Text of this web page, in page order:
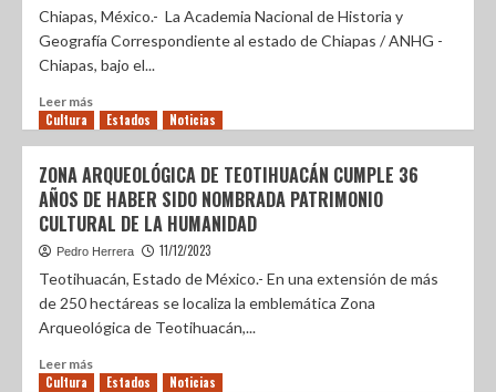
Chiapas, México.- La Academia Nacional de Historia y
Geografía Correspondiente al estado de Chiapas / ANHG -
Chiapas, bajo el...
Leer más
Cultura Estados Noticias
ZONA ARQUEOLÓGICA DE TEOTIHUACÁN CUMPLE 36
AÑOS DE HABER SIDO NOMBRADA PATRIMONIO
CULTURAL DE LA HUMANIDAD
Pedro Herrera 11/12/2023
Teotihuacán, Estado de México.- En una extensión de más
de 250 hectáreas se localiza la emblemática Zona
Arqueológica de Teotihuacán,...
Leer más
Cultura Estados Noticias